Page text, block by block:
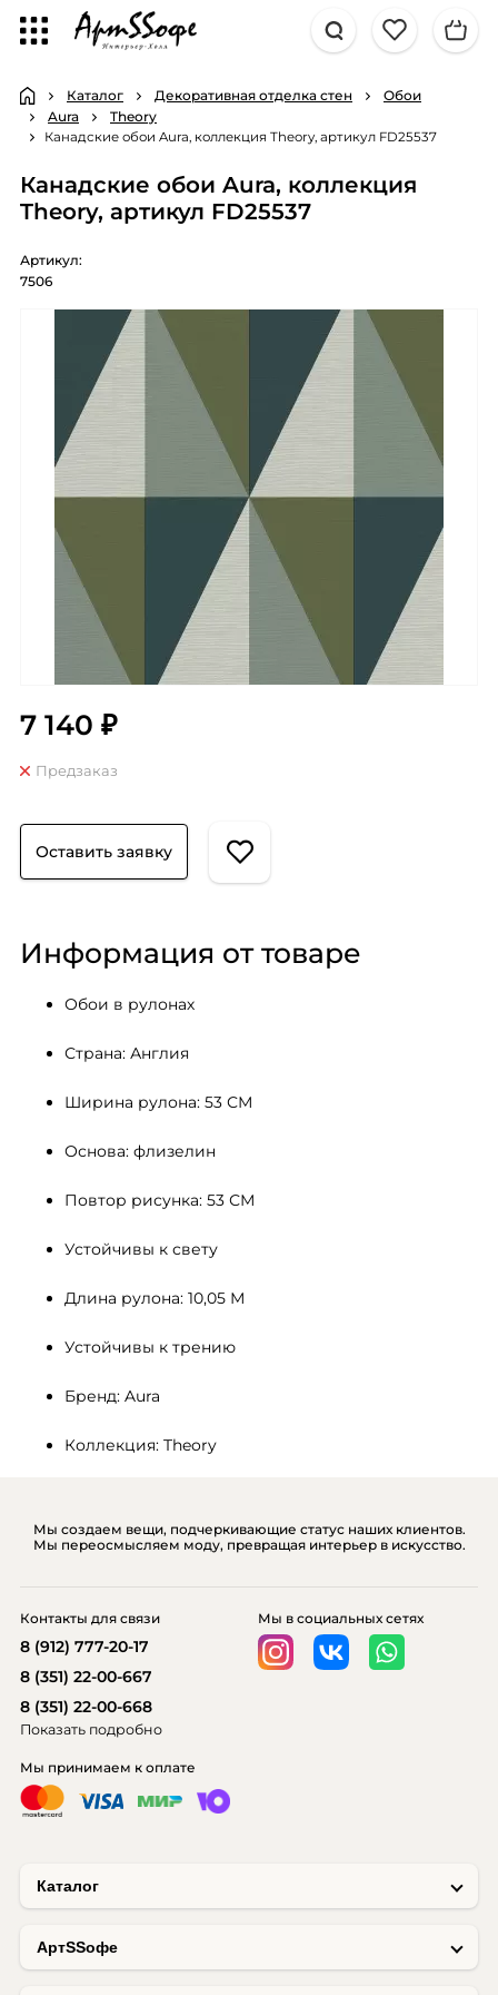
Каталог Декоративная отделка стен
Обои
Aura
Theory
Канадские обои Aura, коллекция Theory, артикул FD25537
Канадские обои Aura, коллекция
Theory, артикул FD25537
Артикул:
7506
7 140 ₽
Предзаказ
Оставить заявку
Информация от товаре
Обои в рулонах
Страна: Англия
Ширина рулона: 53 СМ
Основа: флизелин
Повтор рисунка: 53 СМ
Устойчивы к свету
Длина рулона: 10,05 М
Устойчивы к трению
Бренд: Aura
Коллекция: Theory
Мы создаем вещи, подчеркивающие статус наших клиентов.
Мы переосмысляем моду, превращая интерьер в искусство.
Каталог
AртSSофе
Мы принимаем к оплате
Мы в социальных сетях
Контакты для связи
8 (912) 777-20-17
8 (351) 22-00-667
8 (351) 22-00-668
Показать подробно